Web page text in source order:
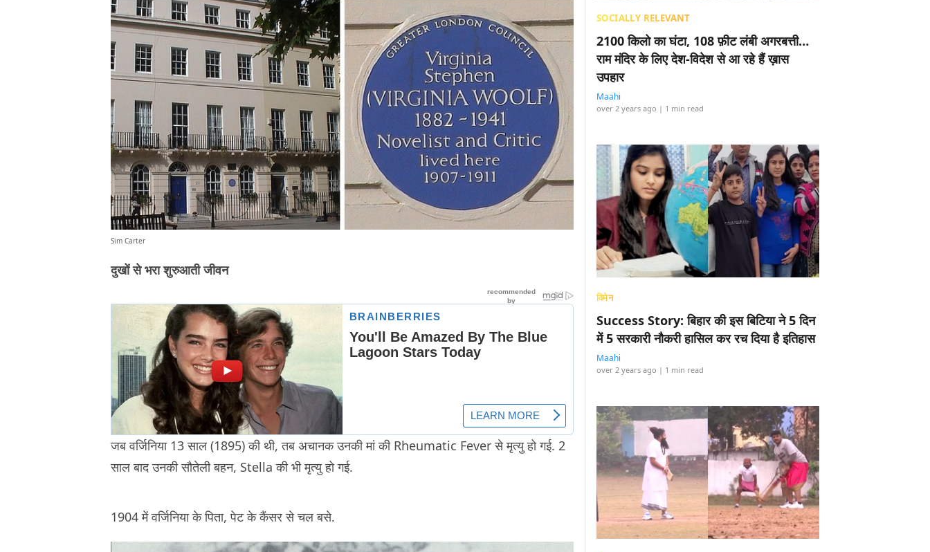
Sim Carter
दुखों से भरा शुरुआती जीवन
जब वर्जिनिया 13 साल (1895) की थी, तब अचानक उनकी मां की Rheumatic Fever से मृत्यु हो गई. 2
साल बाद उनकी सौतेली बहन, Stella की भी मृत्यु हो गई.
1904 में वर्जिनिया के पिता, पेट के कैंसर से चल बसे.
SOCIALLY RELEVANT
2100 किलो का घंटा, 108 फ़ीट लंबी अगरबत्ती…
राम मंदिर के लिए देश-विदेश से आ रहे हैं ख़ास
उपहार
Maahi
over 2 years ago | 1 min read
विमेन
Success Story: बिहार की इस बिटिया ने 5 दिन
में 5 सरकारी नौकरी हासिल कर रच दिया है इतिहास
Maahi
over 2 years ago | 1 min read